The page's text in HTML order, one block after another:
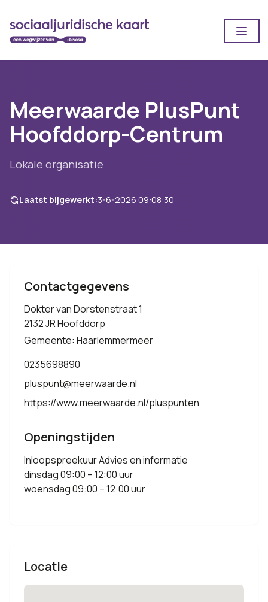
Meerwaarde PlusPunt
Hoofddorp-Centrum
Lokale organisatie
Laatst bijgewerkt:3-6-2026 09:08:30
Contactgegevens
Dokter van Dorstenstraat 1
2132 JR Hoofddorp
Gemeente: Haarlemmermeer
0235698890
pluspunt@meerwaarde.nl
https://www.meerwaarde.nl/pluspunten
Openingstijden
Inloopspreekuur Advies en informatie
dinsdag 09:00 – 12:00 uur
woensdag 09:00 – 12:00 uur
Locatie